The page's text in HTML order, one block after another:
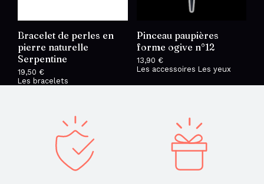
Bracelet de perles en
pierre naturelle
Serpentine
19,50 €
Les bracelets
Pinceau paupières
forme ogive n°12
13,90 €
Les accessoires Les yeux